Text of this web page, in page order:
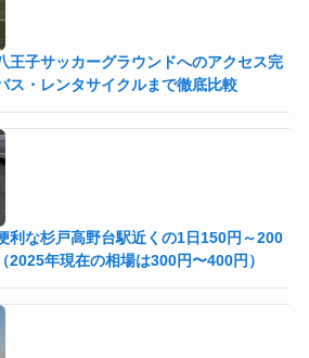
王子󠁣󠁴󠁿󠁣󠁴󠁿サッカーグラウンドへのアクセス完
ス・レンタサイクルまで徹底比較
利な杉戸高野台駅近くの1日150円～200
2025年現在の相場は300円〜400円）